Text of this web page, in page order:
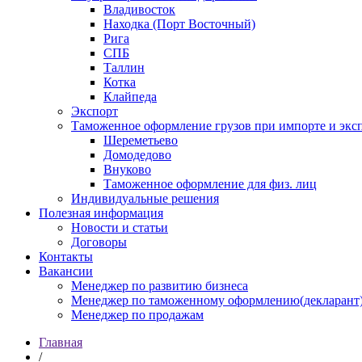
Владивосток
Находка (Порт Восточный)
Рига
СПБ
Таллин
Котка
Клайпеда
Экспорт
Таможенное оформление грузов при импорте и
Шереметьево
Домодедово
Внуково
Таможенное оформление для физ. лиц
Индивидуальные решения
Полезная информация
Новости и статьи
Договоры
Контакты
Вакансии
Менеджер по развитию бизнеса
Менеджер по таможенному
Менеджер по продажам
Главная
/